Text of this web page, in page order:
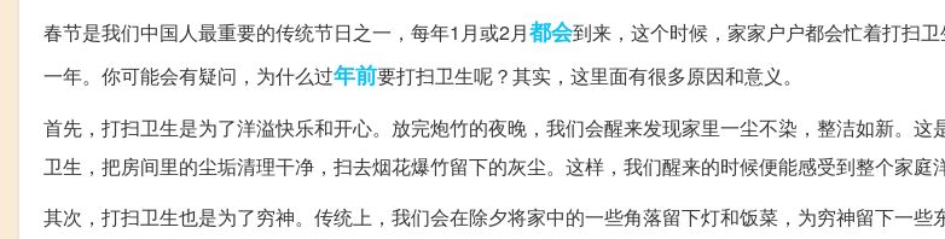
春节是我们中国人最重要的传统节日之一，每年1月或2月都会到来，这个时候，家家户户都会忙着打扫
一年。你可能会有疑问，为什么过年前要打扫卫生呢？其实，这里面有很多原因和意义。
首先，打扫卫生是为了洋溢快乐和开心。放完炮竹的夜晚，我们会醒来发现家里一尘不染，整洁如新。这
卫生，把房间里的尘垢清理干净，扫去烟花爆竹留下的灰尘。这样，我们醒来的时候便能感受到整个家庭
其次，打扫卫生也是为了穷神。传统上，我们会在除夕将家中的一些角落留下灯和饭菜，为穷神留下一些